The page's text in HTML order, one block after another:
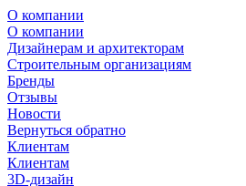
О компании
О компании
Дизайнерам и архитекторам
Строительным организациям
Бренды
Отзывы
Новости
Вернуться обратно
Клиентам
Клиентам
3D-дизайн